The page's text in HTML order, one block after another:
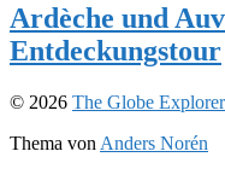
Ardèche und
Entdeckungstour
© 2026 The Globe Explorer
Thema von Anders Norén